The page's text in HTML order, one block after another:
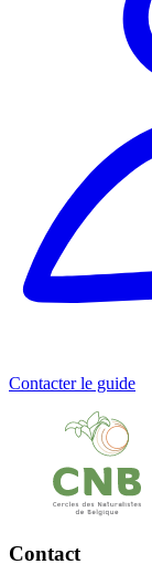
Contacter le guide
Contact